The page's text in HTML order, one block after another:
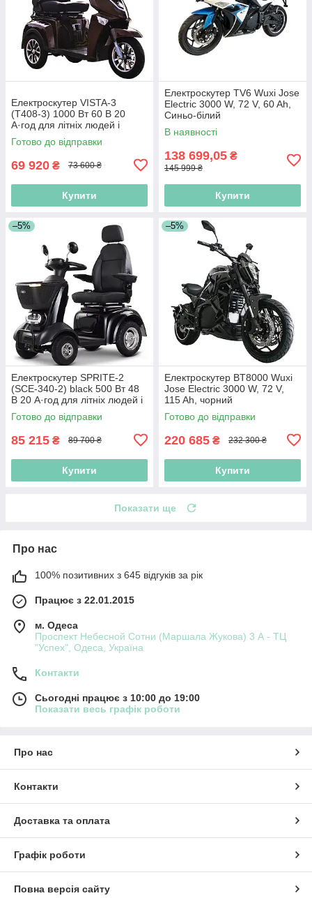
Електроскутер VISTA-3
(T408-3) 1000 Вт 60 В 20
А·год для літніх людей і
людей з особливими
потребами
Готово до відправки
69 920 ₴ 73 600 ₴
Купити
Електроскутер TV6 Wuxi Jose
Electric 3000 W, 72 V, 60 Ah,
Синьо-білий
В наявності
138 699,05 ₴
145 999 ₴
Купити
–5%
Електроскутер SPRITE-2
(SCE-340-2) black 500 Вт 48
В 20 А·год для літніх людей і
людей з особливими
потребами
Готово до відправки
85 215 ₴ 89 700 ₴
Купити
–5%
Електроскутер BT8000 Wuxi
Jose Electric 3000 W, 72 V,
115 Ah, чорний
Готово до відправки
220 685 ₴ 232 300 ₴
Купити
Показати ще
Про нас
100% позитивних з 645 відгуків за рік
Працює з 22.01.2015
м. Одеса
Проспект Небесной Сотни (Маршала Жукова) 3 А - ТЦ
"Успех", Одеса, Україна
Контакти
Сьогодні працює з 10:00 до 19:00
Показати весь графік роботи
Про нас
Контакти
Доставка та оплата
Графік роботи
Повна версія сайту